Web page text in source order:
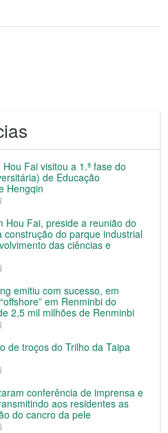
Fai visitou a 1.ª fase do
de Educação
Hengqin
Hou Fai, preside a reunião do
do parque industrial
das ciências e
emitiu com sucesso, em
em Renminbi do
2,5 mil milhões de Renminbi
de troços do Trilho da Taipa
conferência de imprensa e
aos residentes as
do cancro da pele